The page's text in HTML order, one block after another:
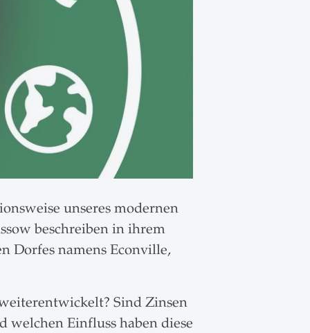
unseres modernen
beschreiben in ihrem
Dorfes namens Econville,
Sind Zinsen
Einfluss haben diese